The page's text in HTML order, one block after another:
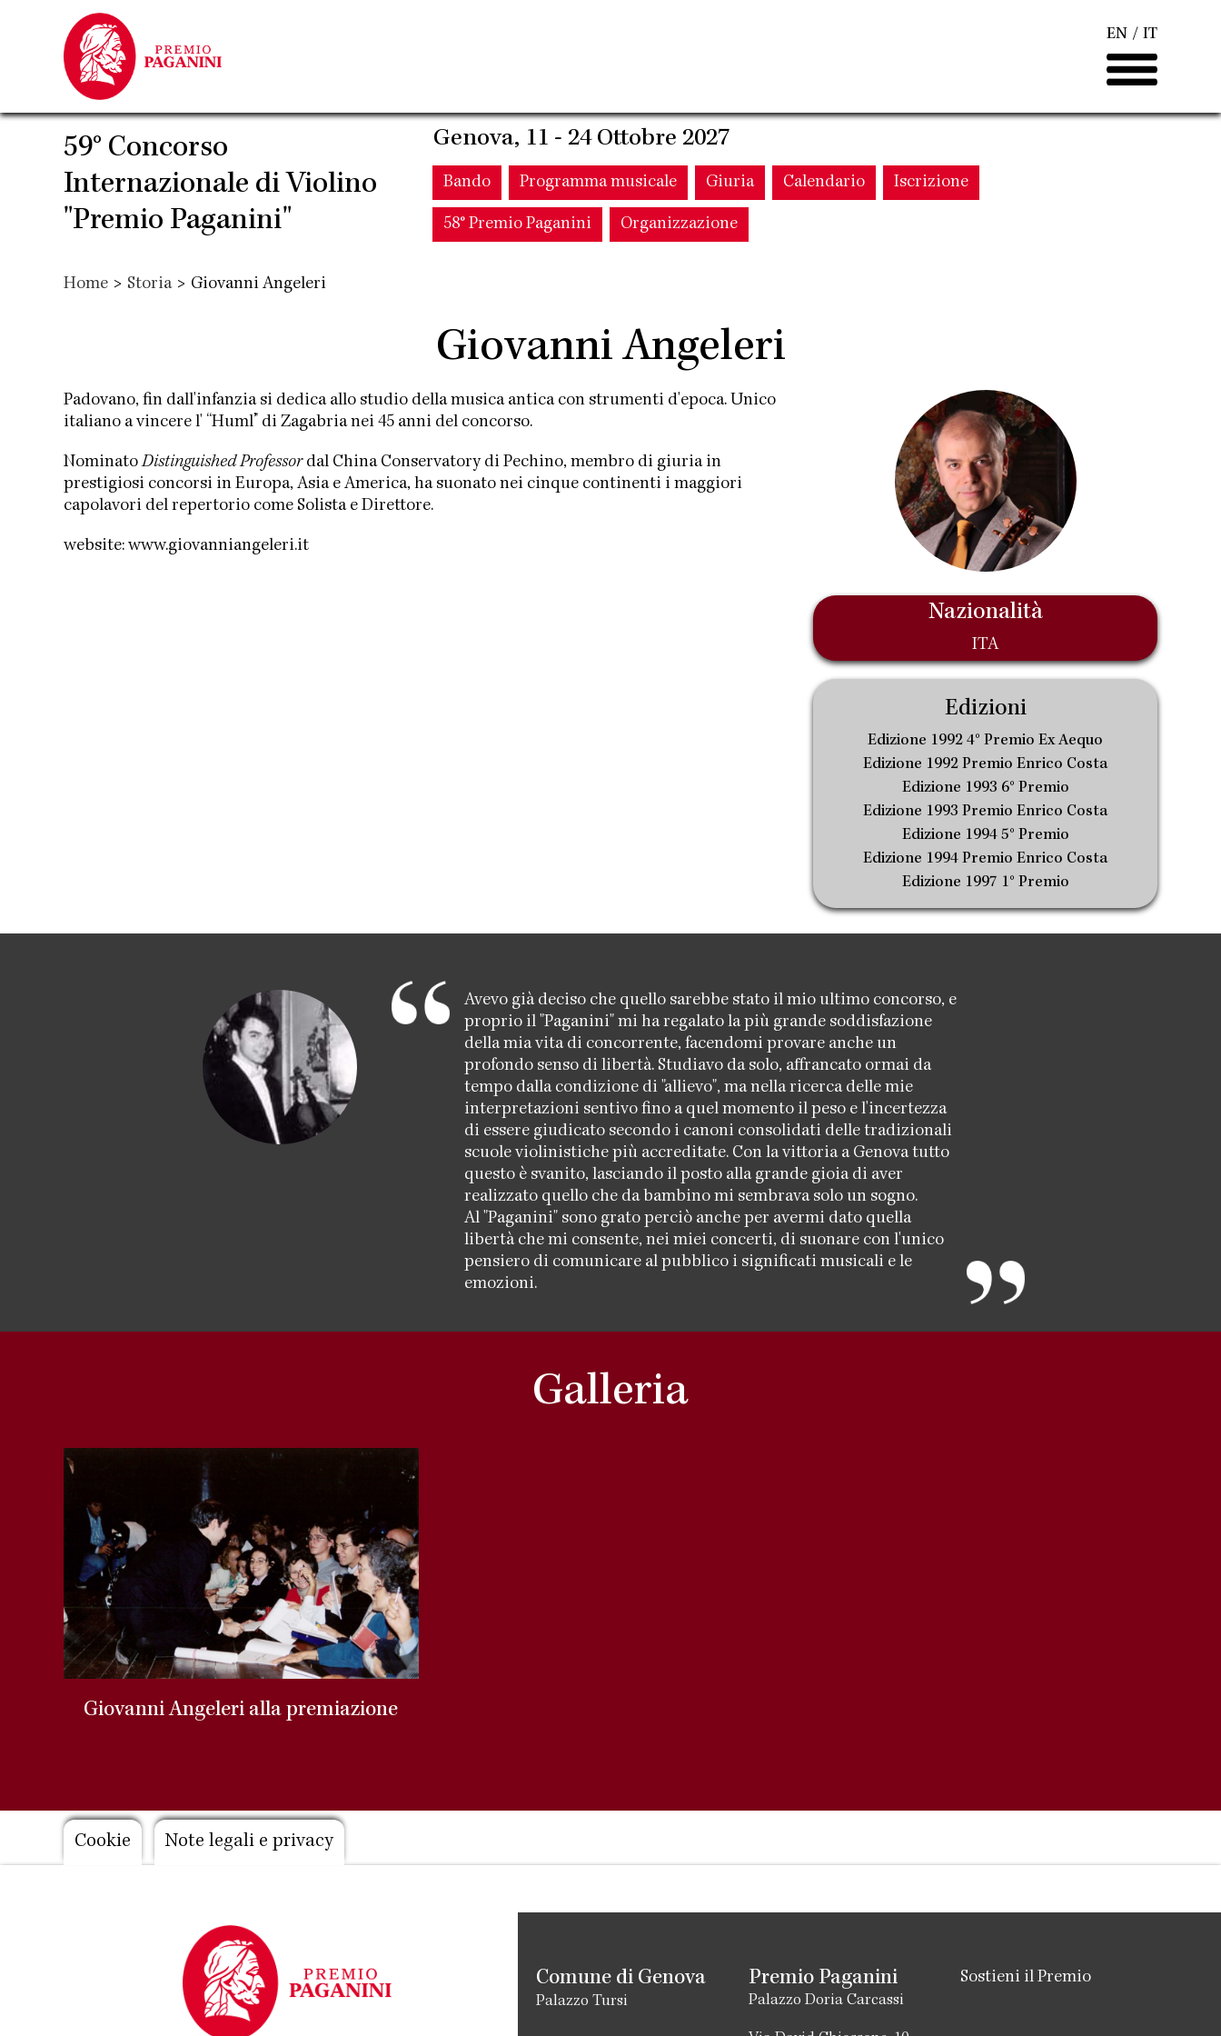
contenuto
principale
EN IT
59° Concorso
Internazionale di Violino
"Premio Paganini"
Genova, 11 - 24 Ottobre 2027
Main
navigation
Bando Programma musicale Giuria Calendario Iscrizione
58° Premio Paganini Organizzazione
Home > Storia > Giovanni Angeleri
Giovanni Angeleri
Padovano, fin dall'infanzia si dedica allo studio della musica antica con strumenti d'epoca. Unico
italiano a vincere l' “Huml” di Zagabria nei 45 anni del concorso.
NominatoDistinguished Professordal China Conservatory di Pechino, membro di giuria in
prestigiosi concorsi in Europa, Asia e America, ha suonato nei cinque continenti i maggiori
capolavori del repertorio come Solista e Direttore.
website: www.giovanniangeleri.it
Nazionalità
ITA
Edizioni
Edizione 1992 4° Premio Ex Aequo
Edizione 1992 Premio Enrico Costa
Edizione 1993 6° Premio
Edizione 1993 Premio Enrico Costa
Edizione 1994 5° Premio
Edizione 1994 Premio Enrico Costa
Edizione 1997 1° Premio
Avevo già deciso che quello sarebbe stato il mio ultimo concorso, e
proprio il "Paganini" mi ha regalato la più grande soddisfazione
della mia vita di concorrente, facendomi provare anche un
profondo senso di libertà. Studiavo da solo, affrancato ormai da
tempo dalla condizione di "allievo", ma nella ricerca delle mie
interpretazioni sentivo fino a quel momento il peso e l'incertezza
di essere giudicato secondo i canoni consolidati delle tradizionali
scuole violinistiche più accreditate. Con la vittoria a Genova tutto
questo è svanito, lasciando il posto alla grande gioia di aver
realizzato quello che da bambino mi sembrava solo un sogno.
Al "Paganini" sono grato perciò anche per avermi dato quella
libertà che mi consente, nei miei concerti, di suonare con l'unico
pensiero di comunicare al pubblico i significati musicali e le
emozioni.
Galleria
Giovanni Angeleri alla premiazione
Footer
Cookie Note legali e privacy
Comune di Genova
Palazzo Tursi
Premio Paganini
Palazzo Doria Carcassi
Sostieni il Premio